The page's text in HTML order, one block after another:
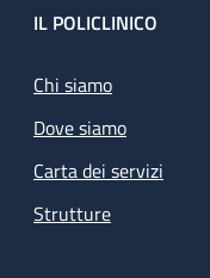
Footer
IL POLICLINICO
Chi siamo
Dove siamo
Carta dei servizi
Strutture